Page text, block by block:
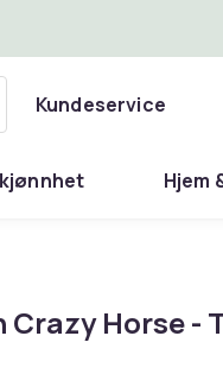
Kundeservice
Hjem
Crazy Horse -